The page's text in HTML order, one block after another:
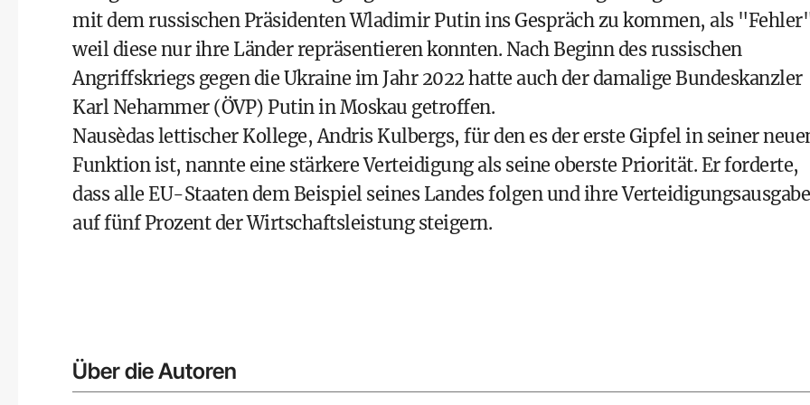
mit dem russischen Präsidenten Wladimir Putin ins Gespräch zu kommen, als
weil diese nur ihre Länder repräsentieren konnten. Nach Beginn des russischen
Angriffskriegs gegen die Ukraine im Jahr 2022 hatte auch der damalige Bundeskanzler
Karl Nehammer (ÖVP) Putin in Moskau getroffen.
Nausèdas lettischer Kollege, Andris Kulbergs, für den es der erste Gipfel in seiner
Funktion ist, nannte eine stärkere Verteidigung als seine oberste Priorität. Er forderte,
dass alle EU-Staaten dem Beispiel seines Landes folgen und ihre
auf fünf Prozent der Wirtschaftsleistung steigern.
Über die Autoren